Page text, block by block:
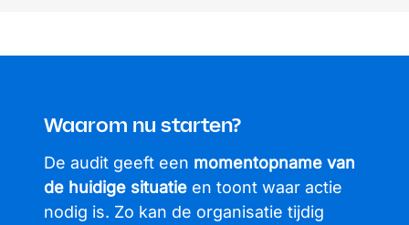
Waarom nu starten?
De audit geeft een momentopname van
de huidige situatie en toont waar actie
nodig is. Zo kan de organisatie tijdig